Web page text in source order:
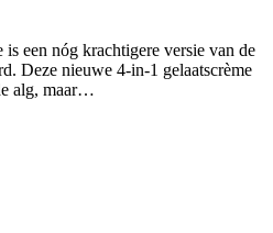
een nóg krachtigere versie van de
Deze nieuwe 4-in-1 gelaatscrème
alg, maar…